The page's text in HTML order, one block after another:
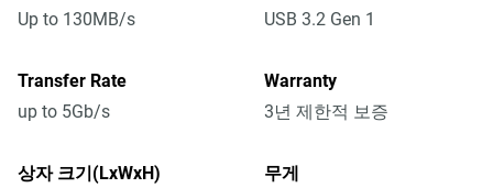
Up to 130MB/s
USB 3.2 Gen 1
Transfer Rate
up to 5Gb/s
Warranty
3년 제한적 보증
상자 크기(LxWxH)
무게